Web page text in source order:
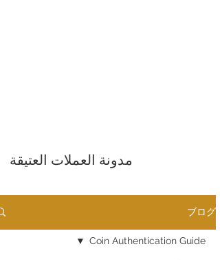
مدونة العملات العتيقة
ブログ
Coin Authentication Guide